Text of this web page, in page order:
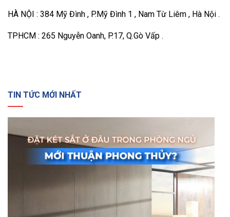
HÀ NỘI : 384 Mỹ Đình , P.Mỹ Đình 1 , Nam Từ Liêm , Hà Nội .
TPHCM : 265 Nguyễn Oanh, P.17, Q.Gò Vấp .
TIN TỨC MỚI NHẤT